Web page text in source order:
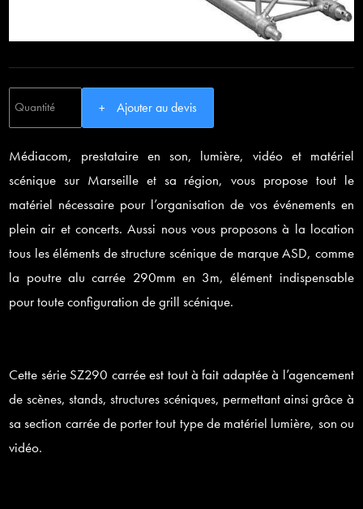
Ajouter au devis
Médiacom, prestataire en son, lumière, vidéo et matériel
scénique sur Marseille et sa région, vous propose tout le
matériel nécessaire pour l’organisation de vos événements en
plein air et concerts. Aussi nous vous proposons à la location
tous les éléments de structure scénique de marque ASD, comme
la poutre alu carrée 290mm en 3m, élément indispensable
pour toute configuration de grill scénique.
Cette série SZ290 carrée est tout à fait adaptée à l’agencement
de scènes, stands, structures scéniques, permettant ainsi grâce à
sa section carrée de porter tout type de matériel lumière, son ou
vidéo.